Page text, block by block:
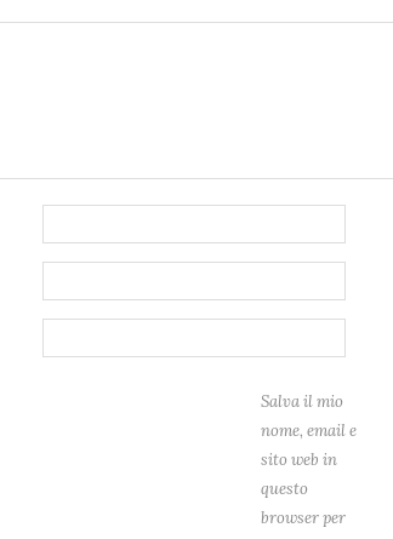
Salva il mio
nome, email e
sito web in
questo
browser per